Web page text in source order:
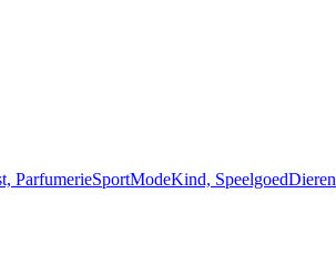
ParfumerieSportModeKind, SpeelgoedDieren